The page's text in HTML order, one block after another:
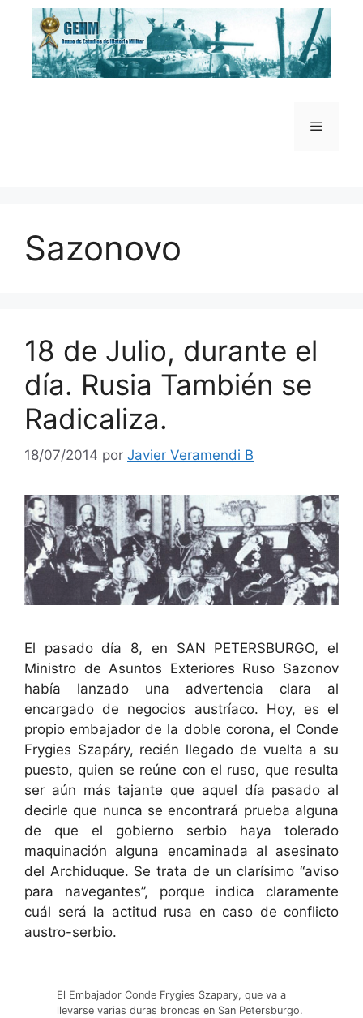
Saltar
contenido
Menú
Sazonovo
18 de Julio, durante el
día. Rusia También se
Radicaliza.
18/07/2014 por Javier Veramendi B
El pasado día 8, en SAN PETERSBURGO, el
Ministro de Asuntos Exteriores Ruso Sazonov
había lanzado una advertencia clara al
encargado de negocios austríaco. Hoy, es el
propio embajador de la doble corona, el Conde
Frygies Szapáry, recién llegado de vuelta a su
puesto, quien se reúne con el ruso, que resulta
ser aún más tajante que aquel día pasado al
decirle que nunca se encontrará prueba alguna
de que el gobierno serbio haya tolerado
maquinación alguna encaminada al asesinato
del Archiduque. Se trata de un clarísimo “aviso
para navegantes”, porque indica claramente
cuál será la actitud rusa en caso de conflicto
austro-serbio.
El Embajador Conde Frygies Szapary, que va a
llevarse varias duras broncas en San Petersburgo.